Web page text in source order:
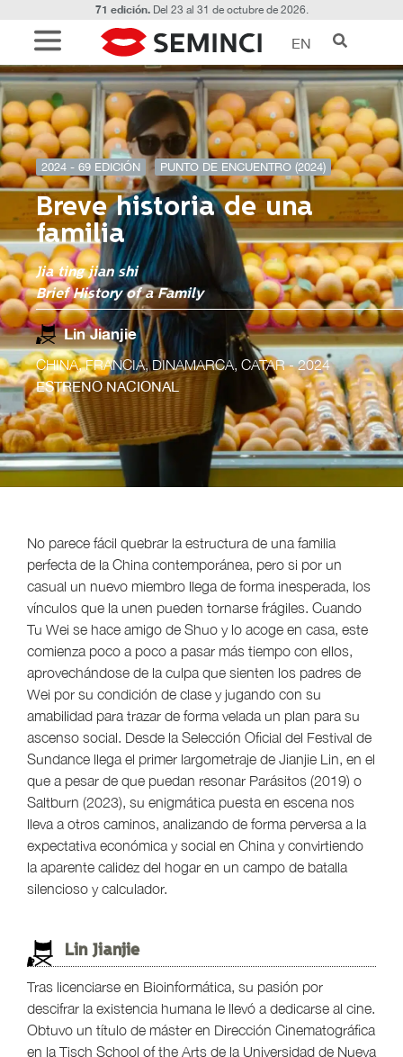
71 edición.Del 23 al 31 de octubre de 2026.
EN
2024 - 69 EDICIÓN PUNTO DE ENCUENTRO (2024)
Breve historia de una
familia
Jia ting jian shi
Brief History of a Family
Lin Jianjie
CHINA, FRANCIA, DINAMARCA, CATAR- 2024
ESTRENO NACIONAL
No parece fácil quebrar la estructura de una familia
perfecta de la China contemporánea, pero si por un
casual un nuevo miembro llega de forma inesperada, los
vínculos que la unen pueden tornarse frágiles. Cuando
Tu Wei se hace amigo de Shuo y lo acoge en casa, este
comienza poco a poco a pasar más tiempo con ellos,
aprovechándose de la culpa que sienten los padres de
Wei por su condición de clase y jugando con su
amabilidad para trazar de forma velada un plan para su
ascenso social. Desde la Selección Oficial del Festival de
Sundance llega el primer largometraje de Jianjie Lin, en el
que a pesar de que puedan resonar Parásitos (2019) o
Saltburn (2023), su enigmática puesta en escena nos
lleva a otros caminos, analizando de forma perversa a la
expectativa económica y social en China y convirtiendo
la aparente calidez del hogar en un campo de batalla
silencioso y calculador.
Lin Jianjie
Tras licenciarse en Bioinformática, su pasión por
descifrar la existencia humana le llevó a dedicarse al cine.
Obtuvo un título de máster en Dirección Cinematográfica
en la Tisch School of the Arts de la Universidad de Nueva